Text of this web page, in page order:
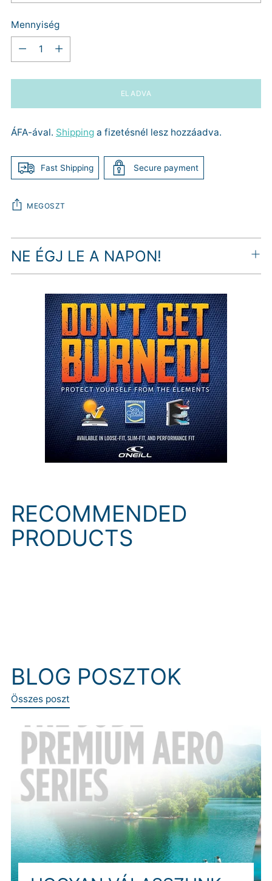
Mennyiség
Mennyiség
ELADVA
ÁFA-ával. Shipping a fizetésnél lesz hozzáadva.
Fast Shipping Secure payment
MEGOSZT
Termék
hozzáadása
NE ÉGJ LE A NAPON!
RECOMMENDED
PRODUCTS
BLOG POSZTOK
Összes poszt